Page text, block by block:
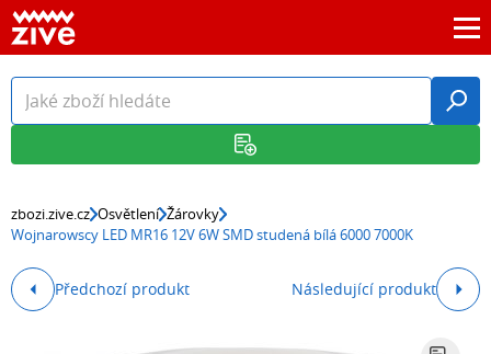
zbozi.zive.cz Osvětlení Žárovky
Wojnarowscy LED MR16 12V 6W SMD studená bílá 6000 7000K
Předchozí produkt Následující produkt